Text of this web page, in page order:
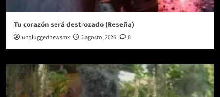
Tu corazón será destrozado (Reseña)
unpluggednewsmx 5 agosto, 2026 0